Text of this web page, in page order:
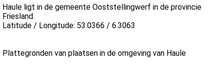
Haule ligt in de gemeente Ooststellingwerf in de provincie
Friesland.
Latitude / Longitude: 53.0366 / 6.3063
Plattegronden van plaatsen in de omgeving van Haule